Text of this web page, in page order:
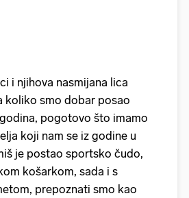
i njihova nasmijana lica
koliko smo dobar posao
pogotovo što imamo
koji nam se iz godine u
je postao sportsko čudo,
košarkom, sada i s
prepoznati smo kao